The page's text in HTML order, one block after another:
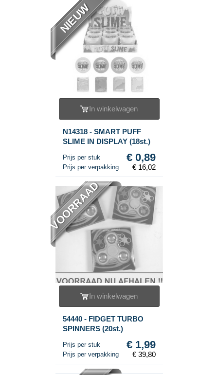
NIEUW
In winkelwagen
N14318 - SMART PUFF
SLIME IN DISPLAY (18st.)
Prijs per stuk € 0,89
Prijs per verpakking € 16,02
VOORRAAD
In winkelwagen
54440 - FIDGET TURBO
SPINNERS (20st.)
Prijs per stuk € 1,99
Prijs per verpakking € 39,80